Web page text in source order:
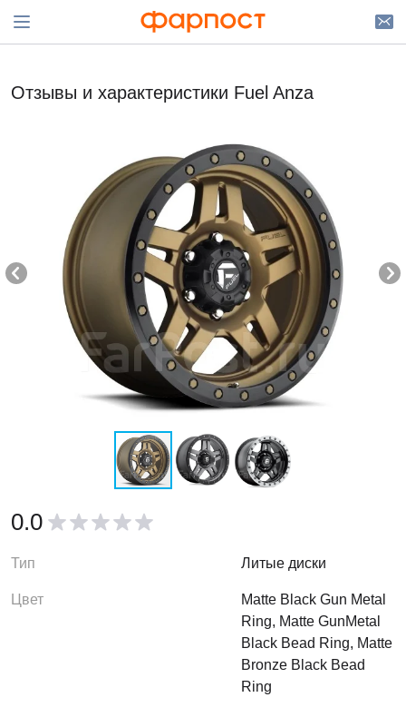
Отзывы и характеристики Fuel Anza
0.0
Тип Литые диски
Цвет
Matte Black Gun Metal
Ring, Matte GunMetal
Black Bead Ring, Matte
Bronze Black Bead
Ring